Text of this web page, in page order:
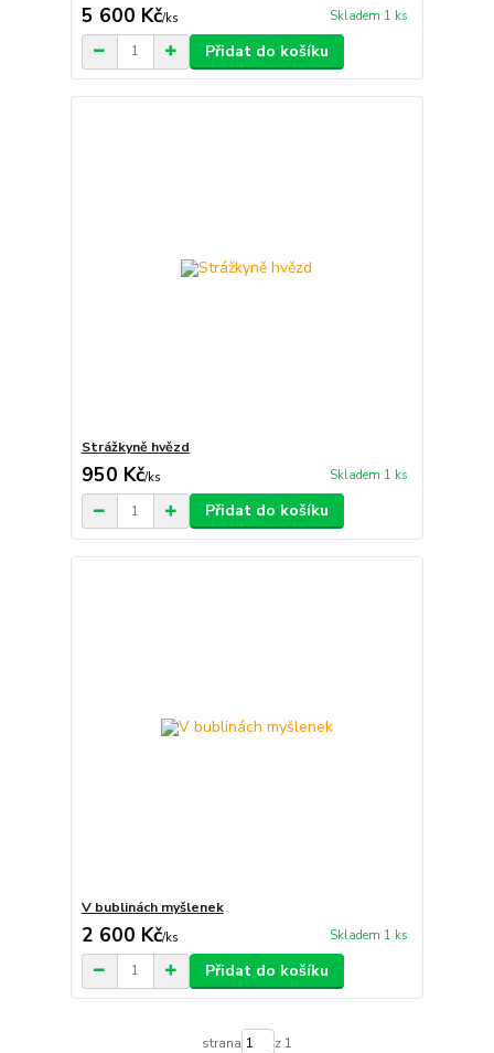
5 600 Kč/ks Skladem 1 ks
Přidat do košíku
Strážkyně hvězd
950 Kč/ks Skladem 1 ks
Přidat do košíku
V bublinách myšlenek
2 600 Kč/ks Skladem 1 ks
Přidat do košíku
strana z 1